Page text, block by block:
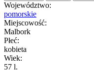
Województwo:
pomorskie
Miejscowość:
Malbork
Płeć:
kobieta
Wiek:
57 l.